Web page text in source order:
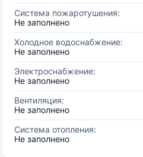
Система пожаротушения:
Не заполнено
Холодное водоснабжение:
Не заполнено
Электроснабжение:
Не заполнено
Вентиляция:
Не заполнено
Система отопления:
Не заполнено